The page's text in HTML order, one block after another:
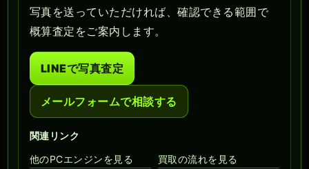
写真を送っていただければ、確認できる範囲で
概算査定をご案内します。
LINEで写真査定
メールフォームで相談する
関連リンク
他のPCエンジンを見る
買取の流れを見る